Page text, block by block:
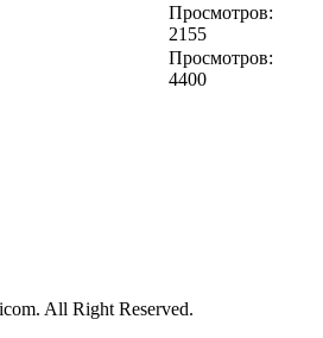
Просмотров:
2155
Просмотров:
4400
All Right Reserved.